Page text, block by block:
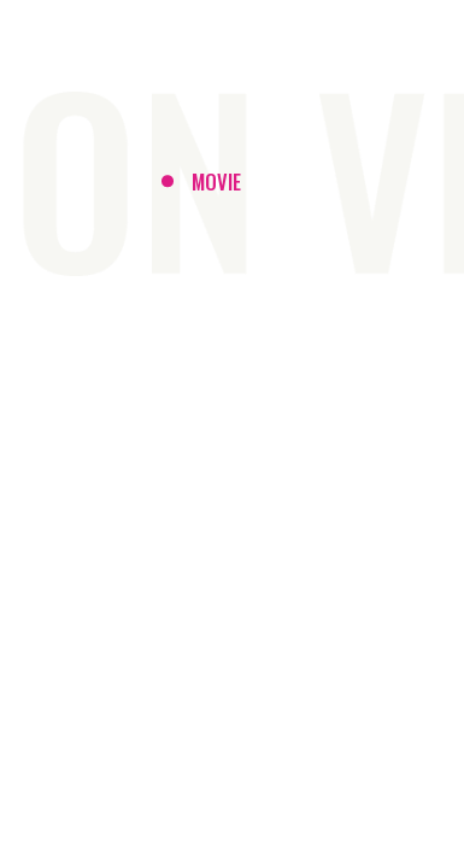
MOVIE